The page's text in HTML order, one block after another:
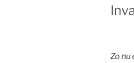
Zo nu